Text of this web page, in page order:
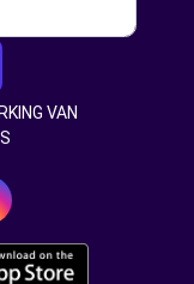
VAN